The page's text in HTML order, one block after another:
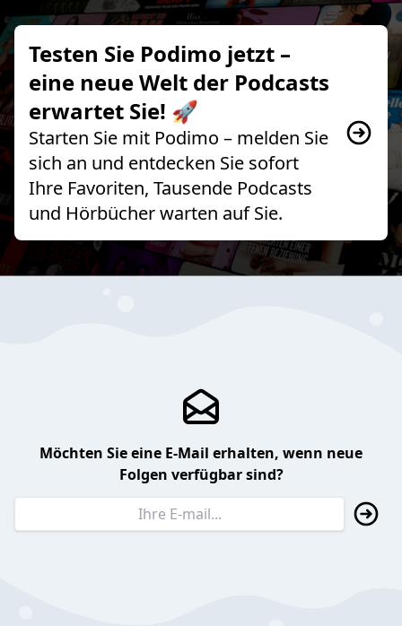
Testen Sie Podimo jetzt –
eine neue Welt der Podcasts
erwartet Sie! 🚀
Starten Sie mit Podimo – melden Sie
sich an und entdecken Sie sofort
Ihre Favoriten, Tausende Podcasts
und Hörbücher warten auf Sie.
Möchten Sie eine E-Mail erhalten, wenn neue
Folgen verfügbar sind?